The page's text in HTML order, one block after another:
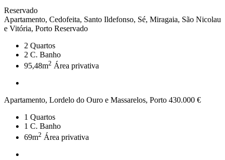
Reservado
Apartamento, Cedofeita, Santo Ildefonso, Sé, Miragaia, São Nicolau
e Vitória, Porto Reservado
2 Quartos
2 C. Banho
95,48m2 Área privativa
Apartamento, Lordelo do Ouro e Massarelos, Porto 430.000 €
1 Quartos
1 C. Banho
69m2 Área privativa